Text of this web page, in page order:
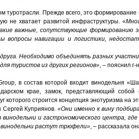
Прежде всего, это формирование
не хватает развитой инфраструктуры. «
важные, сопутствующие формированию
вопросы навигации и логистики,
Необходимо объединять разных
туристов из других регионов», – пояснил г-
в состав которой входит винодельня
крае, замок, представляющий
которого строится концепция энотуризма на
Куприянов. «Они именно к вину
и гастрономического центра, где
растут трюфели», – рассказала